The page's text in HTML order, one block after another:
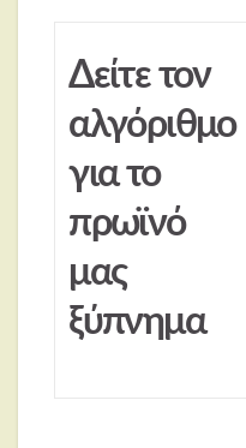
Δείτε τον
αλγόριθμο
για το
πρωϊνό
μας
ξύπνημα